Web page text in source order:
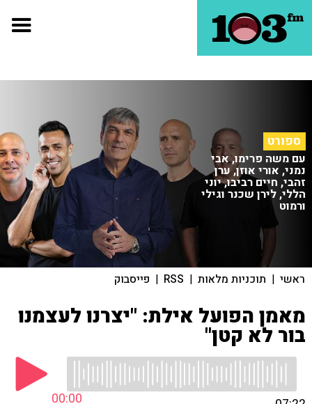
ספורט
עם משה פרימו, אבי
נמני, אורי אוזן, ערן
זהבי, חיים רביבו, יוני
הללי, לירן שכנר וגילי
ורמוט
ראשי | תוכניות מלאות |
RSS
| פייסבוק
מאמן הפועל אילת: "יצרנו לעצמנו
בור לא קטן"
00:00